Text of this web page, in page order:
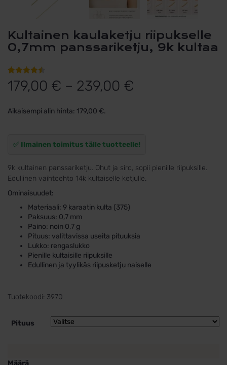
Kultainen kaulaketju riipukselle
0,7mm panssariketju, 9k kultaa
Arvio4.50
5:stä
2
asiakkaan
179,00 € – 239,00 €
239,00 €
Aikaisempi alin hinta: 179,00 €.
✅ Ilmainen toimitus tälle tuotteelle!
9k kultainen panssariketju. Ohut ja siro, sopii pienille riipuksille.
Edullinen vaihtoehto 14k kultaiselle ketjulle.
Ominaisuudet:
Materiaali: 9 karaatin kulta (375)
Paksuus: 0,7 mm
Paino: noin 0,7 g
Pituus: valittavissa useita pituuksia
Lukko: rengaslukko
Pienille kultaisille riipuksille
Edullinen ja tyylikäs riipusketju naiselle
Tuotekoodi: 3970
Pituus
Määrä